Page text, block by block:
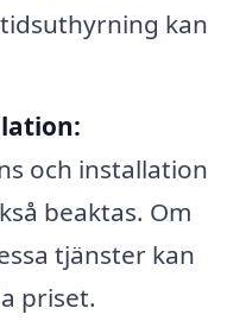
kan
och installation
beaktas. Om
tjänster kan
priset.